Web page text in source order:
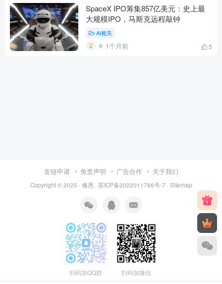
SpaceX IPO筹集857亿美元：史上最
大规模IPO，马斯克远程敲钟
AI相关
1个月前 5
友链申请 免责声明 广告合作 关于我们
Copyright © 2025 · 修愚 · 苏ICP备2022011786号-7 · Sitemap
扫码加QQ群 扫码加微信